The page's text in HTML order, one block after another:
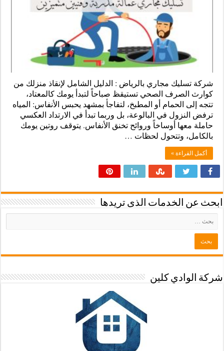
شركة تسليك مجاري بالرياض : الدليل الشامل لإنقاذ منزلك من
كوارث الصرف الصحي تستيقظ صباحاً لتبدأ يومك كالمعتاد،
تتجه إلى الحمام أو المطبخ، لتفاجأ بمشهد يحبس الأنفاس: المياه
ترفض النزول في البالوعة، بل وربما تبدأ في الارتداد العكسي
حاملة معها أوساخاً وروائح تخنق الأنفاس. يتوقف روتين يومك
بالكامل، وتتحول لحظات …
أكمل القراءة »
ابحث عن الخدمات الذى تريدها
شركة الوادي كلين